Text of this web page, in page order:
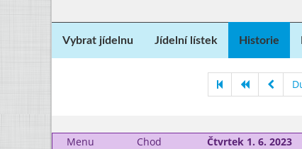
Vybrat jídelnu Jídelní lístek Historie
Menu
Chod Čtvrtek 1. 6. 2023